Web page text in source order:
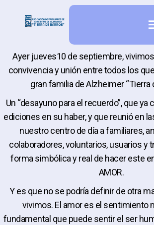
Ayer jueves10 de septiembre,
convivencia y unión entre todos los
gran familia de Alzheimer “Tierra
Un “desayuno para el recuerdo”, que
ediciones en su haber, y que reunió en
nuestro centro de día a familiares,
colaboradores, voluntarios, usuarios y
forma simbólica y real de hacer este
AMOR.
Y es que no se podría definir de otra
vivimos. El amor es el sentimiento
fundamental que puede sentir el ser